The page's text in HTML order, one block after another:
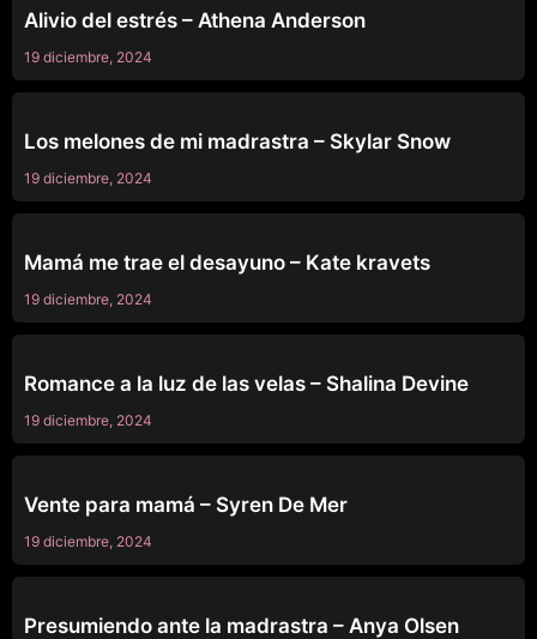
Alivio del estrés – Athena Anderson
19 diciembre, 2024
Los melones de mi madrastra – Skylar Snow
19 diciembre, 2024
Mamá me trae el desayuno – Kate kravets
19 diciembre, 2024
Romance a la luz de las velas – Shalina Devine
19 diciembre, 2024
Vente para mamá – Syren De Mer
19 diciembre, 2024
Presumiendo ante la madrastra – Anya Olsen